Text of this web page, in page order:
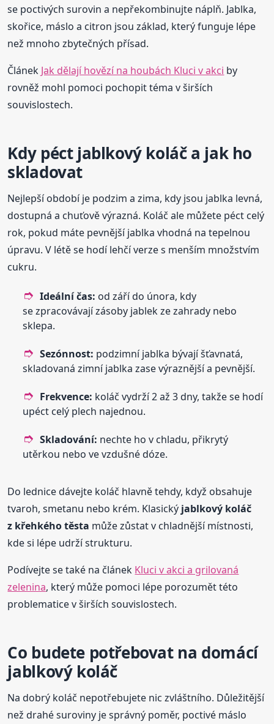
se poctivých surovin a nepřekombinujte náplň. Jablka,
skořice, máslo a citron jsou základ, který funguje lépe
než mnoho zbytečných přísad.
Článek Jak dělají hovězí na houbách Kluci v akci by
rovněž mohl pomoci pochopit téma v širších
souvislostech.
Kdy péct jablkový koláč a jak ho
skladovat
Nejlepší období je podzim a zima, kdy jsou jablka levná,
dostupná a chuťově výrazná. Koláč ale můžete péct celý
rok, pokud máte pevnější jablka vhodná na tepelnou
úpravu. V létě se hodí lehčí verze s menším množstvím
cukru.
Ideální čas: od září do února, kdy
se zpracovávají zásoby jablek ze zahrady nebo
sklepa.
Sezónnost: podzimní jablka bývají šťavnatá,
skladovaná zimní jablka zase výraznější a pevnější.
Frekvence: koláč vydrží 2 až 3 dny, takže se hodí
upéct celý plech najednou.
Skladování: nechte ho v chladu, přikrytý
utěrkou nebo ve vzdušné dóze.
Do lednice dávejte koláč hlavně tehdy, když obsahuje
tvaroh, smetanu nebo krém. Klasický jablkový koláč
z křehkého těsta může zůstat v chladnější místnosti,
kde si lépe udrží strukturu.
Podívejte se také na článek Kluci v akci a grilovaná
zelenina, který může pomoci lépe porozumět této
problematice v širších souvislostech.
Co budete potřebovat na domácí
jablkový koláč
Na dobrý koláč nepotřebujete nic zvláštního. Důležitější
než drahé suroviny je správný poměr, poctivé máslo